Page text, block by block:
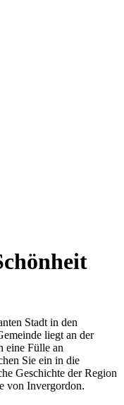
Stadt in den
liegt an der
eine Fülle an
Sie ein in die
Geschichte der Region
von Invergordon.